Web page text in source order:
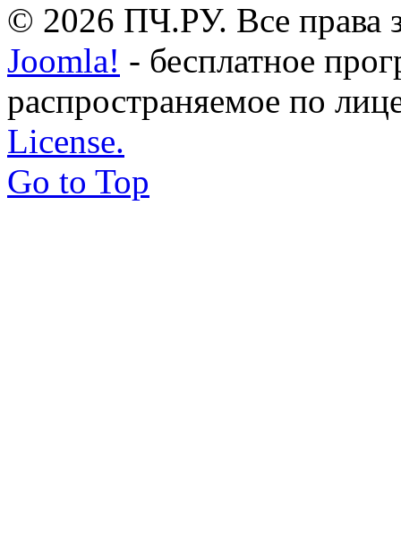
© 2026 ПЧ.РУ. Все права
Joomla! - бесплатное
распространяемое по
License.
Go to Top